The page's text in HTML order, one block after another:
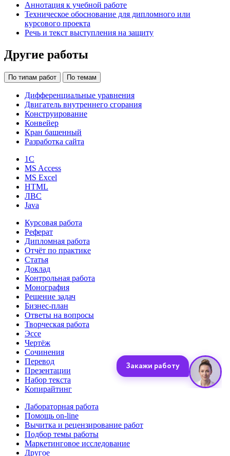
Аннотация к учебной работе
Техническое обоснование для дипломного или
курсового проекта
Речь и текст выступления на защиту
Другие работы
По типам работ По темам
Дифференциальные уравнения
Двигатель внутреннего сгорания
Конструирование
Конвейер
Кран башенный
Разработка сайта
1С
MS Access
MS Excel
HTML
ЛВС
Java
Курсовая работа
Реферат
Дипломная работа
Отчёт по практике
Статья
Доклад
Контрольная работа
Монография
Решение задач
Бизнес-план
Ответы на вопросы
Творческая работа
Эссе
Чертёж
Сочинения
Перевод
Презентации
Набор текста
Копирайтинг
Лабораторная работа
Помощь on-line
Вычитка и рецензирование работ
Подбор темы работы
Маркетинговое исследование
Другое